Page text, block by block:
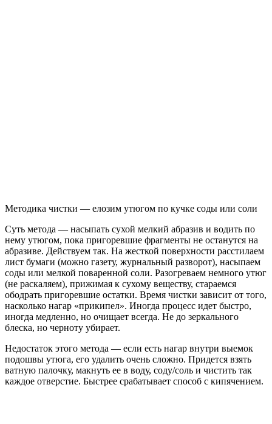
Методика чистки — елозим утюгом по кучке соды или соли
Суть метода — насыпать сухой мелкий абразив и водить по
нему утюгом, пока пригоревшие фрагменты не останутся на
абразиве. Действуем так. На жесткой поверхности расстилаем
лист бумаги (можно газету, журнальный разворот), насыпаем
соды или мелкой поваренной соли. Разогреваем немного утюг
(не раскаляем), прижимая к сухому веществу, стараемся
ободрать пригоревшие остатки. Время чистки зависит от того,
насколько нагар «прикипел». Иногда процесс идет быстро,
иногда медленно, но очищает всегда. Не до зеркального
блеска, но черноту убирает.
Недостаток этого метода — если есть нагар внутри выемок
подошвы утюга, его удалить очень сложно. Придется взять
ватную палочку, макнуть ее в воду, соду/соль и чистить так
каждое отверстие. Быстрее срабатывает способ с кипячением.